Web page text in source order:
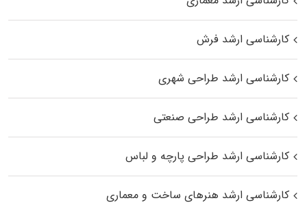
کارشناسی ارشد فرش
کارشناسی ارشد طراحی شهری
کارشناسی ارشد طراحی صنعتی
کارشناسی ارشد طراحی پارچه و لباس
کارشناسی ارشد هنرهای ساخت و معماری